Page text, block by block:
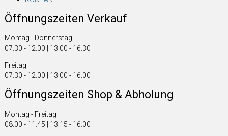
Öffnungszeiten Verkauf
Montag - Donnerstag
07:30 - 12:00 | 13:00 - 16:30
Freitag
07:30 - 12:00 | 13:00 - 16:00
Öffnungszeiten Shop & Abholung
Montag - Freitag
08.00 - 11.45 | 13.15 - 16.00